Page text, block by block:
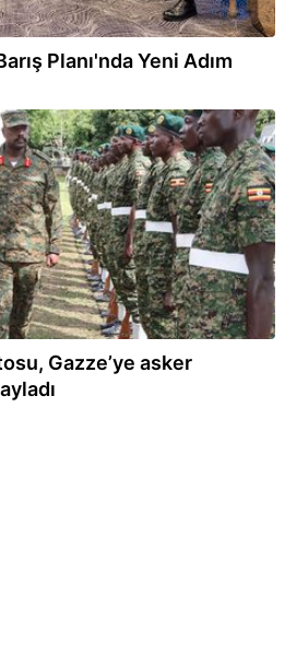
Planı'nda Yeni Adım
Gazze’ye asker